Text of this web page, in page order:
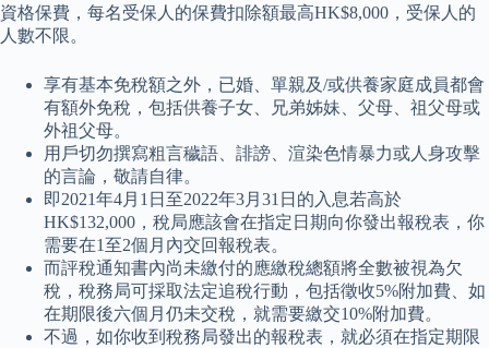
資格保費，每名受保人的保費扣除額最高HK$8,000，受保人的
人數不限。
享有基本免稅額之外，已婚、單親及/或供養家庭成員都會
有額外免稅，包括供養子女、兄弟姊妹、父母、祖父母或
外祖父母。
用戶切勿撰寫粗言穢語、誹謗、渲染色情暴力或人身攻擊
的言論，敬請自律。
即2021年4月1日至2022年3月31日的入息若高於
HK$132,000，稅局應該會在指定日期向你發出報稅表，你
需要在1至2個月內交回報稅表。
而評稅通知書內尚未繳付的應繳稅總額將全數被視為欠
稅，稅務局可採取法定追稅行動，包括徵收5%附加費、如
在期限後六個月仍未交稅，就需要繳交10%附加費。
不過，如你收到稅務局發出的報稅表，就必須在指定期限